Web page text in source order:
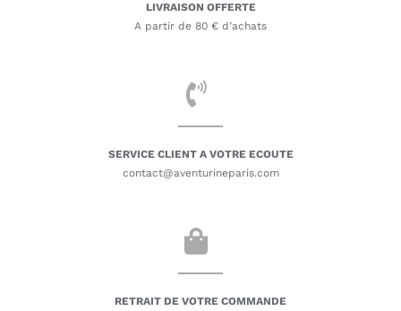
LIVRAISON OFFERTE
A partir de 80 € d’achats
SERVICE CLIENT A VOTRE ECOUTE
contact@aventurineparis.com
RETRAIT DE VOTRE COMMANDE